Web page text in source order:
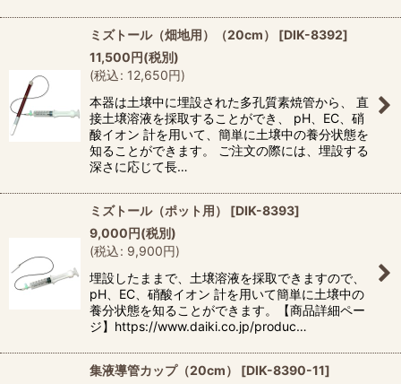
ミズトール（畑地用）（20cm） [DIK-8392]
11,500円(税別)
(税込: 12,650円)
本器は土壌中に埋設された多孔質素焼管から、 直
接土壌溶液を採取することができ、 pH、EC、硝
酸イオン 計を用いて、簡単に土壌中の養分状態を
知ることができます。 ご注文の際には、埋設する
深さに応じて長…
ミズトール（ポット用） [DIK-8393]
9,000円(税別)
(税込: 9,900円)
埋設したままで、土壌溶液を採取できますので、
pH、EC、硝酸イオン 計を用いて簡単に土壌中の
養分状態を知ることができます。【商品詳細ペー
ジ】https://www.daiki.co.jp/produc…
集液導管カップ（20cm） [DIK-8390-11]